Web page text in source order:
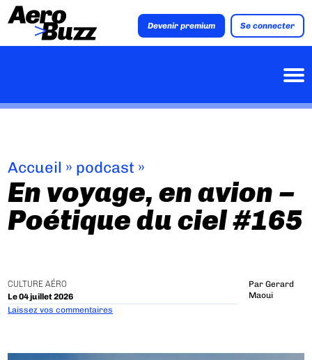
Devenir premium Se connecter
Accueil » podcast »
En voyage, en avion –
Poétique du ciel #165
CULTURE AÉRO
Le 04 juillet 2026
Par Gerard
Maoui
Laissez vos commentaires